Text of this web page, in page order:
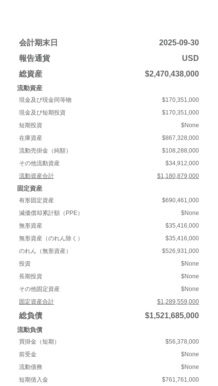
会計期末日
2025-09-30
報告通貨
USD
総資産
$2,470,438,000
流動資産
現金及び現金同等物
$170,351,000
現金及び短期投資
$170,351,000
短期投資
$None
在庫資産
$867,328,000
流動売掛金（純額）
$108,288,000
その他流動資産
$34,912,000
流動資産合計
$1,180,879,000
固定資産
有形固定資産
$690,461,000
減価償却累計額（PPE）
$None
無形資産
$35,416,000
無形資産（のれん除く）
$35,416,000
のれん（無形資産）
$526,931,000
投資
$None
長期投資
$None
その他固定資産
$None
固定資産合計
$1,289,559,000
総負債 $1,521,685,000
流動負債
買掛金（短期）
$56,378,000
前受金
$None
流動債務
$None
短期借入金
$761,761,000